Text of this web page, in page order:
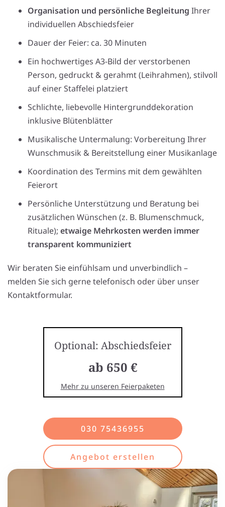
Organisation und persönliche Begleitung Ihrer
individuellen Abschiedsfeier
Dauer der Feier: ca. 30 Minuten
Ein hochwertiges A3-Bild der verstorbenen
Person, gedruckt & gerahmt (Leihrahmen), stilvoll
auf einer Staffelei platziert
Schlichte, liebevolle Hintergrunddekoration
inklusive Blütenblätter
Musikalische Untermalung: Vorbereitung Ihrer
Wunschmusik & Bereitstellung einer Musikanlage
Koordination des Termins mit dem gewählten
Feierort
Persönliche Unterstützung und Beratung bei
zusätzlichen Wünschen (z. B. Blumenschmuck,
Rituale); etwaige Mehrkosten werden immer
transparent kommuniziert
Wir beraten Sie einfühlsam und unverbindlich –
melden Sie sich gerne telefonisch oder über unser
Kontaktformular.
Optional: Abschiedsfeier
ab 650 €
Mehr zu unseren Feierpaketen
030 75436955
Angebot erstellen